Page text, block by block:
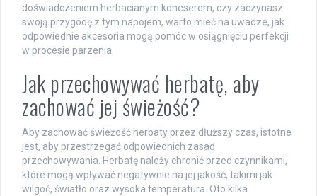
doświadczeniem herbacianym koneserem, czy zaczynasz
swoją przygodę z tym napojem, warto mieć na uwadze, jak
odpowiednie akcesoria mogą pomóc w osiągnięciu perfekcji
w procesie parzenia.
Jak przechowywać herbatę, aby
zachować jej świeżość?
Aby zachować świeżość herbaty przez dłuższy czas, istotne
jest, aby przestrzegać odpowiednich zasad
przechowywania. Herbatę należy chronić przed czynnikami,
które mogą wpływać negatywnie na jej jakość, takimi jak
wilgoć, światło oraz wysoka temperatura. Oto kilka